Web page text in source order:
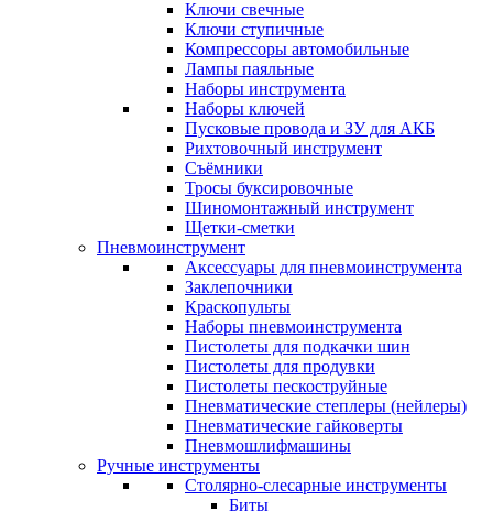
Ключи свечные
Ключи ступичные
Компрессоры автомобильные
Лампы паяльные
Наборы инструмента
Наборы ключей
Пусковые провода и ЗУ для АКБ
Рихтовочный инструмент
Съёмники
Тросы буксировочные
Шиномонтажный инструмент
Щетки-сметки
Пневмоинструмент
Аксессуары для пневмоинструмента
Заклепочники
Краскопульты
Наборы пневмоинструмента
Пистолеты для подкачки шин
Пистолеты для продувки
Пистолеты пескоструйные
Пневматические степлеры (нейлеры)
Пневматические гайковерты
Пневмошлифмашины
Ручные инструменты
Столярно-слесарные инструменты
Биты